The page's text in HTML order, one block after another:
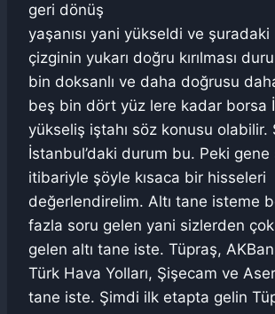
geri dönüş
yaşanısı yani yükseldi ve
çizginin yukarı doğru kırılması
bin doksanlı ve daha doğrusu
beş bin dört yüz lere kadar borsa
yükseliş iştahı söz konusu olabilir.
İstanbul’daki durum bu. Peki
itibariyle şöyle kısaca bir hisseleri
değerlendirelim. Altı tane isteme
fazla soru gelen yani sizlerden
gelen altı tane iste. Tüpraş,
Türk Hava Yolları, Şişecam ve
tane iste. Şimdi ilk etapta gelin